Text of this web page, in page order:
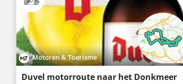
Motoren & Toerisme
Duvel motorroute naar het Donkmeer